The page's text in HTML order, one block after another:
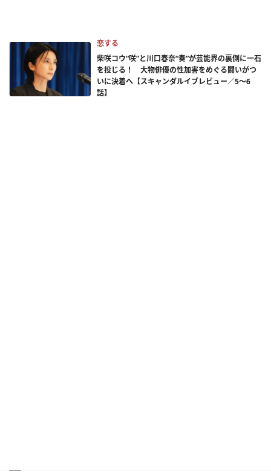
恋する
柴咲コウ“咲”と川口春奈“奏”が芸能界の裏側に一石
を投じる！ 大物俳優の性加害をめぐる闘いがつ
いに決着へ【スキャンダルイブレビュー／5～6
話】